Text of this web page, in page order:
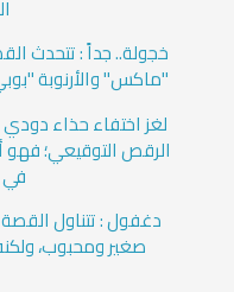
خجولة.. جداً : تتحدث
"ماكس" والأرنوبة
لغز اختفاء حذاء
الرقص التوقيعي؛
في
دغفول : تتناول
صغير ومحبوب،